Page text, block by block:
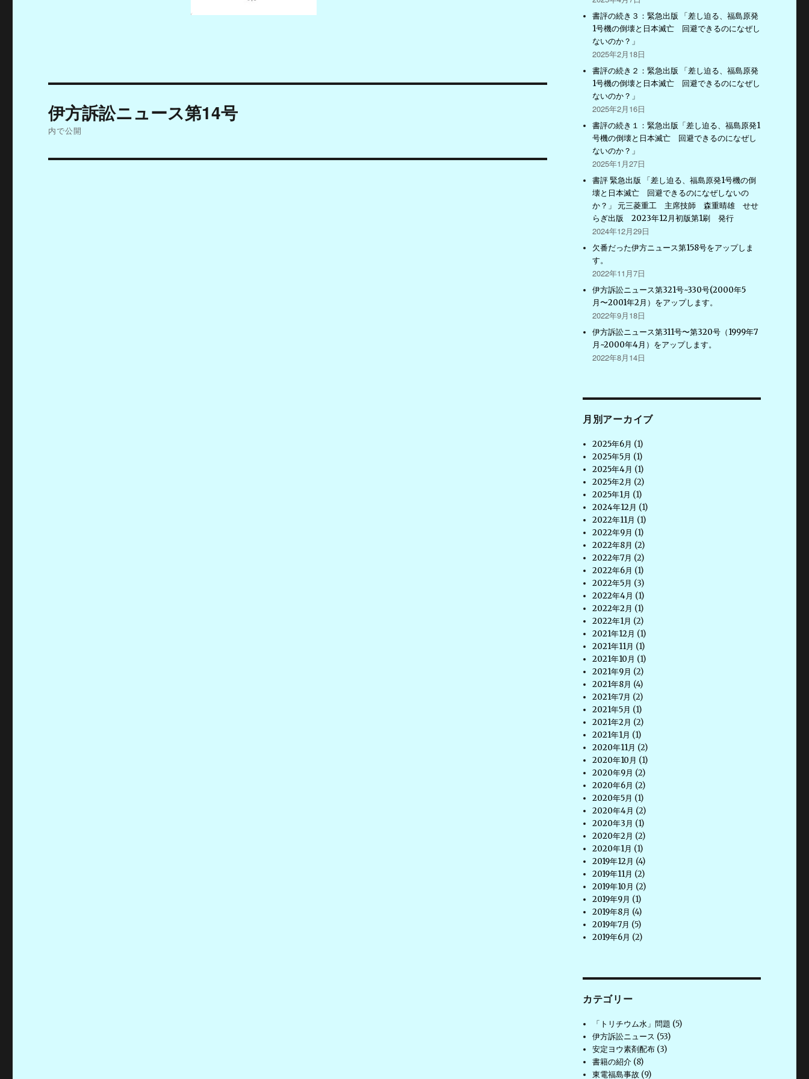
稿
伊方訴訟ニュース第14号
内で公開
書評の続き３：緊急出版 「差し迫る、福島原発
1号機の倒壊と日本滅亡 回避できるのになぜし
ないのか？」
2025年2月18日
書評の続き２：緊急出版 「差し迫る、福島原発
1号機の倒壊と日本滅亡 回避できるのになぜし
ないのか？」
2025年2月16日
書評の続き１：緊急出版「差し迫る、福島原発1
号機の倒壊と日本滅亡 回避できるのになぜし
ないのか？」
2025年1月27日
書評 緊急出版 「差し迫る、福島原発1号機の倒
壊と日本滅亡 回避できるのになぜしないの
か？」 元三菱重工 主席技師 森重晴雄 せせ
らぎ出版 2023年12月初版第1刷 発行
2024年12月29日
欠番だった伊方ニュース第158号をアップしま
す。
2022年11月7日
伊方訴訟ニュース第321号~330号(2000年5
月〜2001年2月）をアップします。
2022年9月18日
伊方訴訟ニュース第311号〜第320号（1999年7
月~2000年4月）をアップします。
2022年8月14日
月別アーカイブ
2025年6月 (1)
2025年5月 (1)
2025年4月 (1)
2025年2月 (2)
2025年1月 (1)
2024年12月 (1)
2022年11月 (1)
2022年9月 (1)
2022年8月 (2)
2022年7月 (2)
2022年6月 (1)
2022年5月 (3)
2022年4月 (1)
2022年2月 (1)
2022年1月 (2)
2021年12月 (1)
2021年11月 (1)
2021年10月 (1)
2021年9月 (2)
2021年8月 (4)
2021年7月 (2)
2021年5月 (1)
2021年2月 (2)
2021年1月 (1)
2020年11月 (2)
2020年10月 (1)
2020年9月 (2)
2020年6月 (2)
2020年5月 (1)
2020年4月 (2)
2020年3月 (1)
2020年2月 (2)
2020年1月 (1)
2019年12月 (4)
2019年11月 (2)
2019年10月 (2)
2019年9月 (1)
2019年8月 (4)
2019年7月 (5)
2019年6月 (2)
カテゴリー
「トリチウム水」問題 (5)
伊方訴訟ニュース (53)
安定ヨウ素剤配布 (3)
書籍の紹介 (8)
東電福島事故 (9)